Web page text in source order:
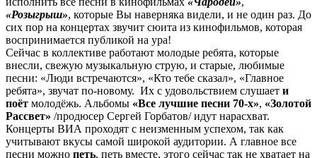
«Розыгрыш», которые Вы наверняка видели, и не один раз. До
сих пор на концертах звучит сюита из кинофильмов, которая
воспринимается публикой на ура!
Сейчас в коллективе работают молодые ребята, которые
внесли, свежую музыкальную струю, и старые, любимые
песни: «Люди встречаются», «Кто тебе сказал», «Главное
ребята», звучат по-новому. Их с удовольствием слушает и
поёт молодёжь. Альбомы «Все лучшие песни 70-х», «Золотой
Рассвет» /продюсер Сергей Горбатов/ идут нарасхват.
Концерты ВИА проходят с неизменным успехом, так как
учитывают вкусы самой широкой аудитории. А главное все
песни можно петь, петь вместе, этого сейчас так не хватает на